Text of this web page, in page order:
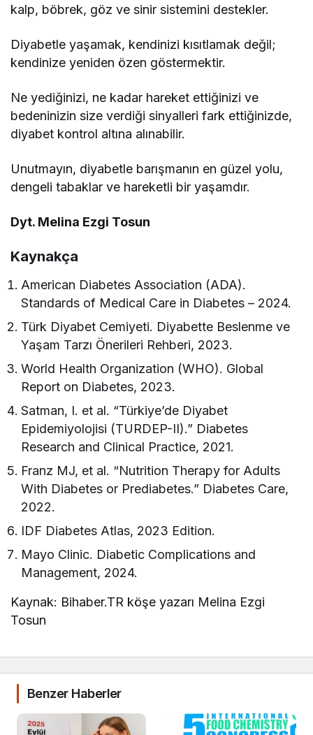
kalp, böbrek, göz ve sinir sistemini destekler.
Diyabetle yaşamak, kendinizi kısıtlamak değil;
kendinize yeniden özen göstermektir.
Ne yediğinizi, ne kadar hareket ettiğinizi ve
bedeninizin size verdiği sinyalleri fark ettiğinizde,
diyabet kontrol altına alınabilir.
Unutmayın, diyabetle barışmanın en güzel yolu,
dengeli tabaklar ve hareketli bir yaşamdır.
Dyt. Melina Ezgi Tosun
Kaynakça
American Diabetes Association (ADA).
Standards of Medical Care in Diabetes – 2024.
Türk Diyabet Cemiyeti. Diyabette Beslenme ve
Yaşam Tarzı Önerileri Rehberi, 2023.
World Health Organization (WHO). Global
Report on Diabetes, 2023.
Satman, I. et al. “Türkiye’de Diyabet
Epidemiyolojisi (TURDEP-II).” Diabetes
Research and Clinical Practice, 2021.
Franz MJ, et al. “Nutrition Therapy for Adults
With Diabetes or Prediabetes.” Diabetes Care,
2022.
IDF Diabetes Atlas, 2023 Edition.
Mayo Clinic. Diabetic Complications and
Management, 2024.
Kaynak: Bihaber.TR köşe yazarı Melina Ezgi
Tosun
Benzer Haberler